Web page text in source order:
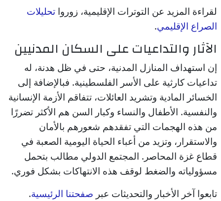
لقراءة المزيد عن التوترات الإقليمية، زوروا تحليلات
الصراع الإقليمي.
الآثار والتداعيات على السكان المدنيين
إن استهداف المنازل المدنية، حتى في ظل هدنة، له
تداعيات كارثية على الأسر الفلسطينية. فبالإضافة إلى
الخسائر المادية وتشريد العائلات، تتفاقم الأزمة الإنسانية
والنفسية. الأطفال والنساء وكبار السن هم الأكثر تضررًا
من هذه الهجمات التي تفقدهم شعورهم بالأمان
والاستقرار، وتزيد من أعباء الحياة اليومية الصعبة في
قطاع غزة المحاصر. المجتمع الدولي مطالب بتحمل
مسؤولياته والضغط لوقف هذه الانتهاكات بشكل فوري.
تابعوا آخر الأخبار والتحديثات عبر صفحتنا الرئيسية.